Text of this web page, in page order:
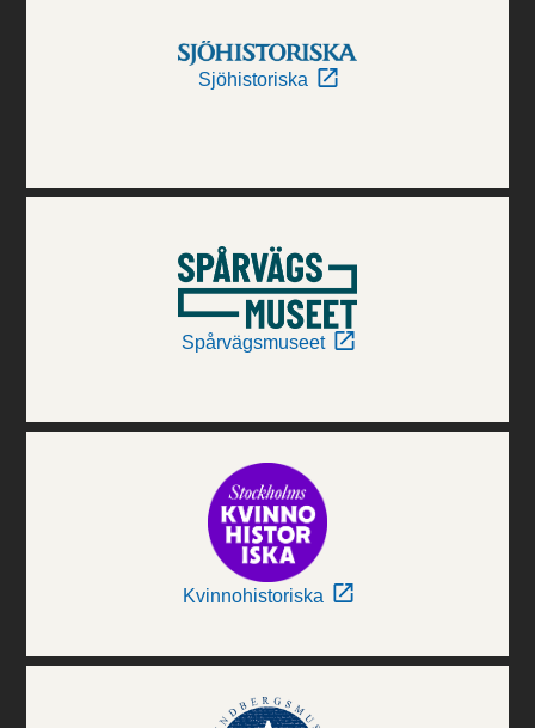
Sjöhistoriska
Spårvägsmuseet
Kvinnohistoriska